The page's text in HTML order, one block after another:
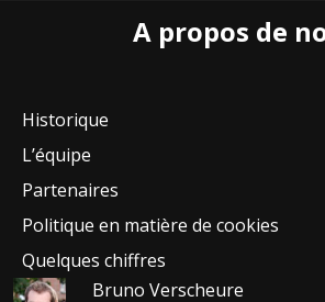
A propos de
Historique
L’équipe
Partenaires
Politique en matière de cookies
Quelques chiffres
Bruno Verscheure